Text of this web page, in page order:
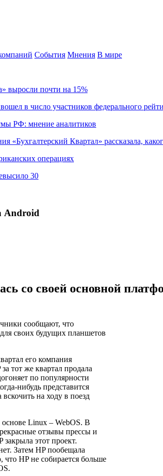
События Мнения В мире
выросли почти на 15%
в число участников федерального
РФ: мнение аналитиков
«Бухгалтерский Квартал» рассказала,
операциях
30
Android
со своей основной
сообщают, что
своих будущих планшетов
его компания
тот же квартал продала
по популярности
нибудь представится
на ходу в поезд
Linux – WebOS. В
отзывы прессы и
этот проект.
Затем HP пообещала
HP не собирается больше